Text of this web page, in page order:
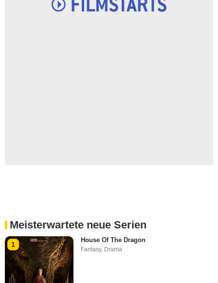
Meisterwartete neue Serien
1
House Of The Dragon
Fantasy, Drama